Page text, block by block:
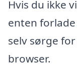
Hvis du ikke
enten
selv sørge
browser.